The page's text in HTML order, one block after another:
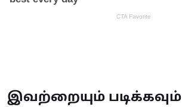
இவற்றையும் படிக்கவும்